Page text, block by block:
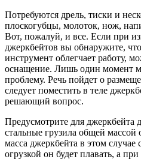
Потребуются дрель, тиски и
плоскогубцы, молоток, нож,
Вот, пожалуй, и все. Если при
джеркбейтов вы обнаружите,
инструмент облегчает работу,
оснащение. Лишь один момент
проблему. Речь пойдет о
следует поместить в теле
решающий вопрос.
Предусмотрите для
стальные грузила общей массой
масса джеркбейта в этом случае
огрузкой он будет плавать, а